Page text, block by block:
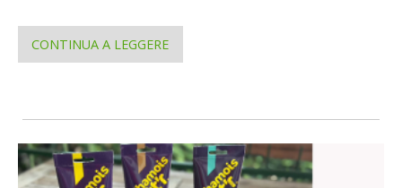
CONTINUA A LEGGERE